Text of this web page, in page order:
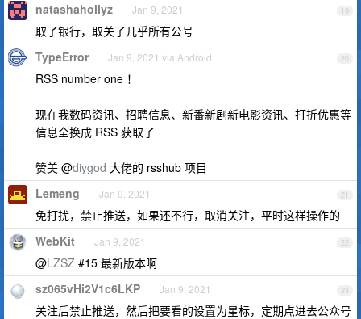
19
natashahollyz Jan 9, 2021
取了银行，取关了几乎所有公号
20
TypeError Jan 9, 2021 via Android
RSS number one ！
现在我数码资讯、招聘信息、新番新剧新电影资讯、打折优惠等
信息全换成 RSS 获取了
赞美 @diygod 大佬的 rsshub 项目
21
Lemeng Jan 9, 2021
免打扰，禁止推送，如果还不行，取消关注，平时这样操作的
22
WebKit Jan 9, 2021
@LZSZ #15 最新版本啊
23
sz065vHi2V1c6LKP Jan 9, 2021
关注后禁止推送，然后把要看的设置为星标，定期点进去公众号